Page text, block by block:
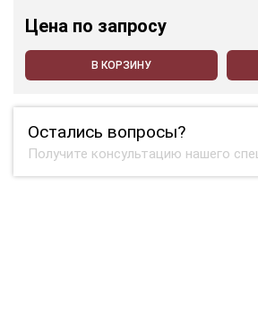
Цена по запросу
В КОРЗИНУ
Остались вопросы?
Получите консультацию нашего